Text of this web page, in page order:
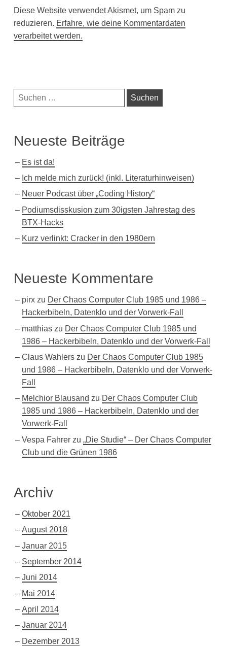
Diese Website verwendet Akismet, um Spam zu
reduzieren. Erfahre, wie deine Kommentardaten
verarbeitet werden.
Navigationsleiste
Suchen
nach:
Neueste Beiträge
Es ist da!
Ich melde mich zurück! (inkl. Literaturhinweisen)
Neuer Podcast über „Coding History“
Podiumsdisskusion zum 30igsten Jahrestag des
BTX-Hacks
Kurz verlinkt: Cracker in den 1980ern
Neueste Kommentare
pirxzu Der Chaos Computer Club 1985 und 1986 –
Hackerbibeln, Datenklo und der Vorwerk-Fall
matthiaszu Der Chaos Computer Club 1985 und
1986 – Hackerbibeln, Datenklo und der Vorwerk-Fall
Claus Wahlerszu Der Chaos Computer Club 1985
und 1986 – Hackerbibeln, Datenklo und der Vorwerk-
Fall
Melchior Blausand zu Der Chaos Computer Club
1985 und 1986 – Hackerbibeln, Datenklo und der
Vorwerk-Fall
Vespa Fahrerzu „Die Studie“ – Der Chaos Computer
Club und die Grünen 1986
Archiv
Oktober 2021
August 2018
Januar 2015
September 2014
Juni 2014
Mai 2014
April 2014
Januar 2014
Dezember 2013